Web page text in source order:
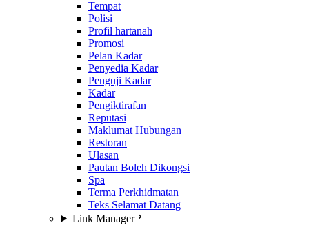
Tempat
Polisi
Profil hartanah
Promosi
Pelan Kadar
Penyedia Kadar
Penguji Kadar
Kadar
Pengiktirafan
Reputasi
Maklumat Hubungan
Restoran
Ulasan
Pautan Boleh Dikongsi
Spa
Terma Perkhidmatan
Teks Selamat Datang
Link Manager